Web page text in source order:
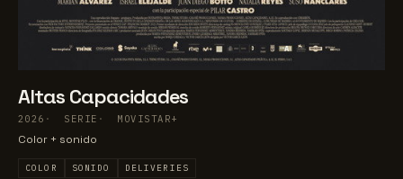
Altas Capacidades
2026 SERIE MOVISTAR+
Color + sonido
COLOR SONIDO DELIVERIES